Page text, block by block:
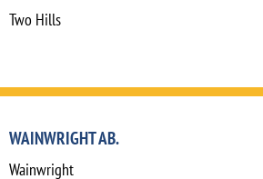
Two Hills
WAINWRIGHT AB.
Wainwright